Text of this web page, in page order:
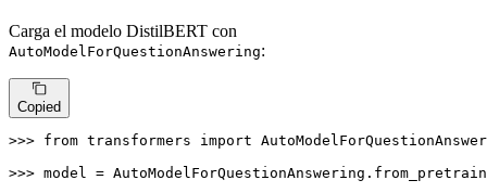
Carga el modelo DistilBERT con
AutoModelForQuestionAnswering:
Copied
>>> from transformers import
>>> model =